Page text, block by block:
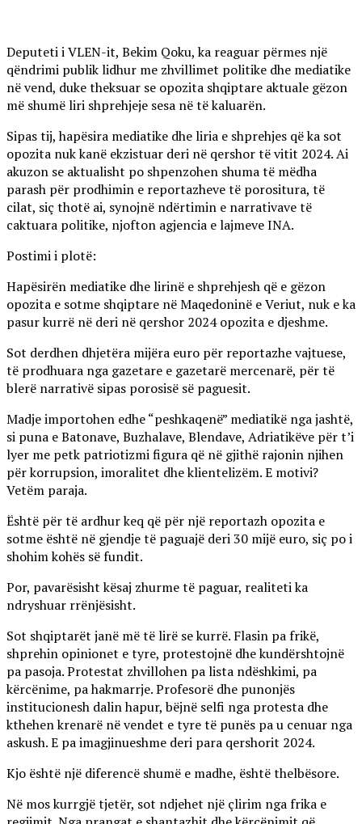
Deputeti i VLEN-it, Bekim Qoku, ka reaguar përmes një
qëndrimi publik lidhur me zhvillimet politike dhe mediatike
në vend, duke theksuar se opozita shqiptare aktuale gëzon
më shumë liri shprehjeje sesa në të kaluarën.
Sipas tij, hapësira mediatike dhe liria e shprehjes që ka sot
opozita nuk kanë ekzistuar deri në qershor të vitit 2024. Ai
akuzon se aktualisht po shpenzohen shuma të mëdha
parash për prodhimin e reportazheve të porositura, të
cilat, siç thotë ai, synojnë ndërtimin e narrativave të
caktuara politike, njofton agjencia e lajmeve INA.
Postimi i plotë:
Hapësirën mediatike dhe lirinë e shprehjesh që e gëzon
opozita e sotme shqiptare në Maqedoninë e Veriut, nuk e ka
pasur kurrë në deri në qershor 2024 opozita e djeshme.
Sot derdhen dhjetëra mijëra euro për reportazhe vajtuese,
të prodhuara nga gazetare e gazetarë mercenarë, për të
blerë narrativë sipas porosisë së paguesit.
Madje importohen edhe “peshkaqenë” mediatikë nga jashtë,
si puna e Batonave, Buzhalave, Blendave, Adriatikëve për t’i
lyer me petk patriotizmi figura që në gjithë rajonin njihen
për korrupsion, imoralitet dhe klientelizëm. E motivi?
Vetëm paraja.
Është për të ardhur keq që për një reportazh opozita e
sotme është në gjendje të paguajë deri 30 mijë euro, siç po i
shohim kohës së fundit.
Por, pavarësisht kësaj zhurme të paguar, realiteti ka
ndryshuar rrënjësisht.
Sot shqiptarët janë më të lirë se kurrë. Flasin pa frikë,
shprehin opinionet e tyre, protestojnë dhe kundërshtojnë
pa pasoja. Protestat zhvillohen pa lista ndëshkimi, pa
kërcënime, pa hakmarrje. Profesorë dhe punonjës
institucionesh dalin hapur, bëjnë selfi nga protesta dhe
kthehen krenarë në vendet e tyre të punës pa u cenuar nga
askush. E pa imagjinueshme deri para qershorit 2024.
Kjo është një diferencë shumë e madhe, është thelbësore.
Në mos kurrgjë tjetër, sot ndjehet një çlirim nga frika e